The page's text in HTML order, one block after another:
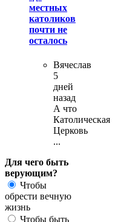
местных
католиков
почти не
осталось
Вячеслав
5
дней
назад
А что
Католическая
Церковь
...
Для чего быть
верующим?
Чтобы
обрести вечную
жизнь
Чтобы быть